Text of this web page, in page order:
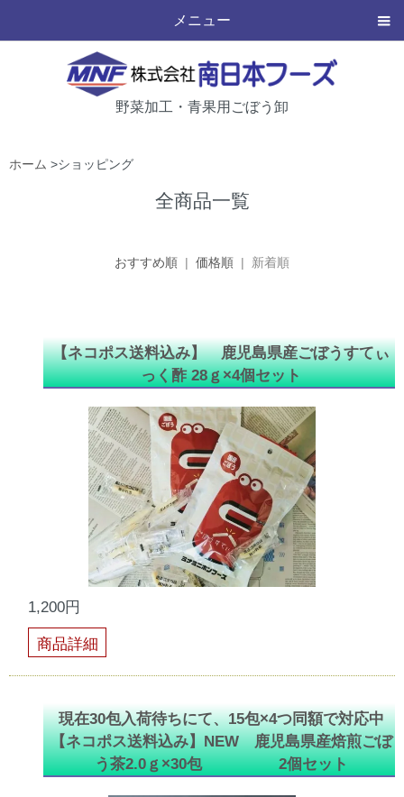
メニュー
野菜加工・青果用ごぼう卸
ホーム >ショッピング
全商品一覧
おすすめ順 | 価格順 | 新着順
【ネコポス送料込み】 鹿児島県産ごぼうすてぃ
っく酢 28ｇ×4個セット
1,200円
商品詳細
現在30包入荷待ちにて、15包×4つ同額で対応中
【ネコポス送料込み】NEW 鹿児島県産焙煎ごぼ
う茶2.0ｇ×30包 2個セット